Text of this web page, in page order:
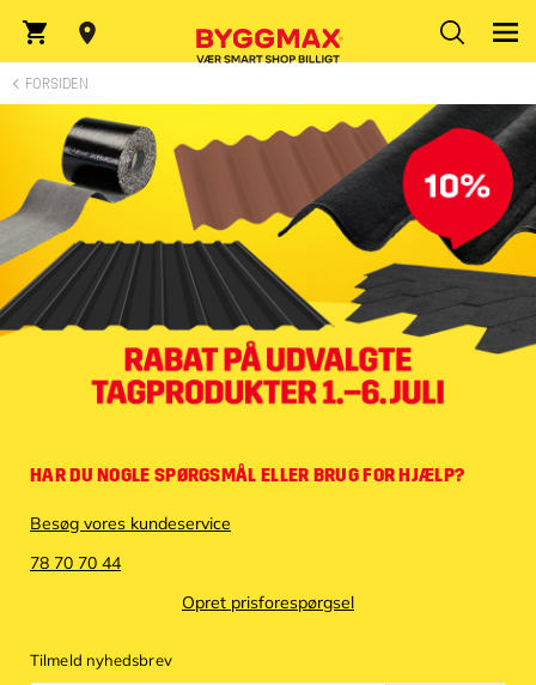
Indtast postnummer
FORSIDEN
HAR DU NOGLE SPØRGSMÅL ELLER BRUG FOR HJÆLP?
Besøg vores kundeservice
78 70 70 44
Opret prisforespørgsel
Tilmeld nyhedsbrev